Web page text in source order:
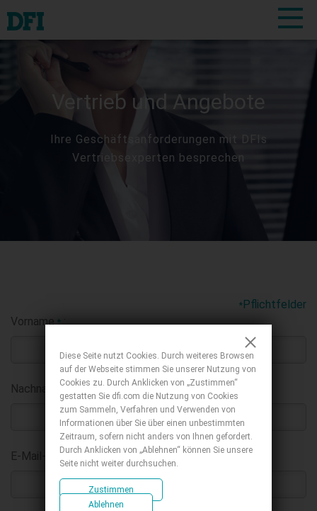
Vertrieb und Angebote
Ihre Geschäftsanforderungen mit DFIs
Vertriebsexperten besprechen
*Pflichtfelder
Vorname*:
Nachname :
E-Mail-Adresse geschäftlich :
Diese Seite nutzt Cookies. Durch weiteres Browsen
auf der Webseite stimmen Sie unserer Nutzung von
Cookies zu. Durch Anklicken von „Zustimmen“
gestatten Sie dfi.com die Nutzung von Cookies
zum Sammeln, Verfahren und Verwenden von
Informationen über Sie über einen unbestimmten
Zeitraum, sofern nicht anders von Ihnen gefordert.
Durch Anklicken von „Ablehnen“ können Sie unsere
Seite nicht weiter durchsuchen.
Zustimmen
Ablehnen